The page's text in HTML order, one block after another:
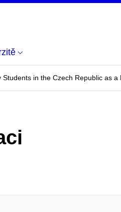
Students in the Czech Republic as a